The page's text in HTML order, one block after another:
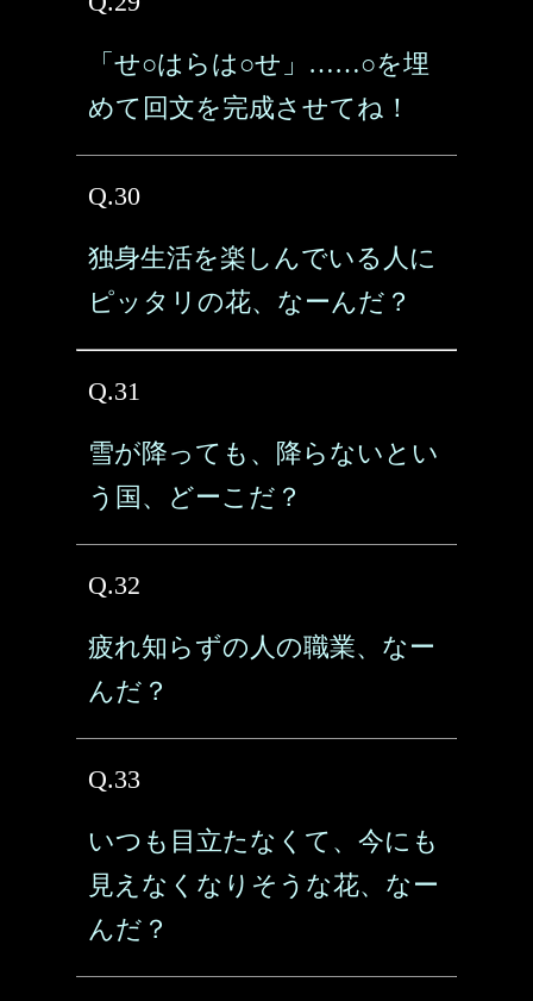
「せ○はらは○せ」……○を埋
めて回文を完成させてね！
Q.30
独身生活を楽しんでいる人に
ピッタリの花、なーんだ？
Q.31
雪が降っても、降らないとい
う国、どーこだ？
Q.32
疲れ知らずの人の職業、なー
んだ？
Q.33
いつも目立たなくて、今にも
見えなくなりそうな花、なー
んだ？